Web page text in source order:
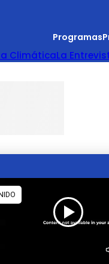
Programas
ClimáticaLa